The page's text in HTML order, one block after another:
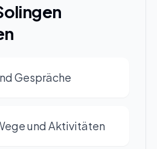
Gespräche
und Aktivitäten